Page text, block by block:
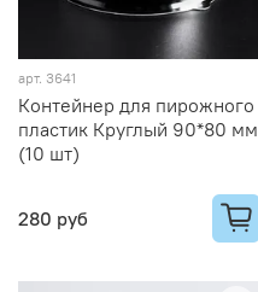
арт. 3641
Контейнер для пирожного
пластик Круглый 90*80 мм
(10 шт)
280 руб